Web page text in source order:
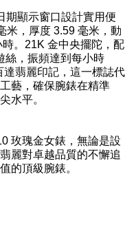
期顯示窗口設計實用便
米，厚度 3.59 毫米，動
。21K 金中央擺陀，配
絲，振頻達到每小時
翡麗印記，這一標誌代
藝，確保腕錶在精準
水平。
玫瑰金女錶，無論是設
麗對卓越品質的不懈追
的頂級腕錶。